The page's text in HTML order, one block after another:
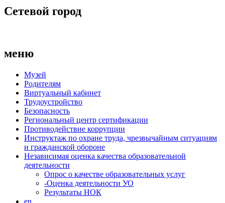
Сетевой город
меню
Музей
Родителям
Виртуальный кабинет
Трудоустройство
Безопасность
Региональный центр сертификации
Противодействие коррупции
Инструктаж по охране труда, чрезвычайным ситуациям
и гражданской обороне
Независимая оценка качества образовательной
деятельности
Опрос о качестве образовательных услуг
-Оценка деятельности УО
Результаты НОК